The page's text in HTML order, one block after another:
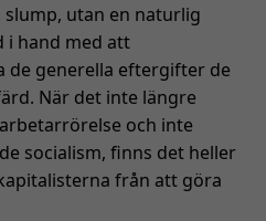
utan en naturlig
i hand med att
de generella eftergifter de
När det inte längre
och inte
socialism, finns det heller
från att göra